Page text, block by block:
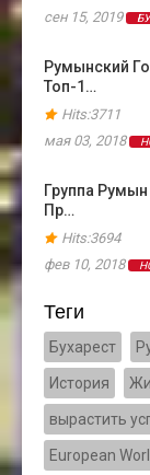
сен 15, 2019
Румынский
Топ-1…
Hits:3711
мая 03, 2018
Группа
Пр…
Hits:3694
фев 10, 2018
Теги
Бухарест
История
вырастить
European